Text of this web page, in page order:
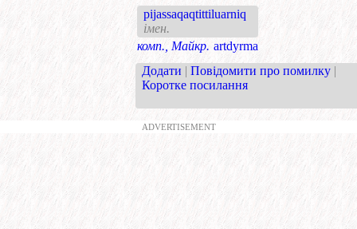
pijassaqaqtittiluarniq
імен.
комп., Майкр. artdyrma
Додати | Повідомити про помилку |
Коротке посилання
ADVERTISEMENT